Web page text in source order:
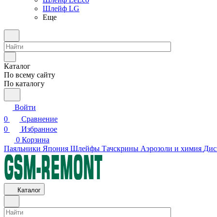
Шлейф LG
Еще
Каталог
По всему сайту
По каталогу
Войти
0
Сравнение
0
Избранное
0 Корзина
Паяльники Япония Шлейфы Тачскрины Аэрозоли и химия
Каталог